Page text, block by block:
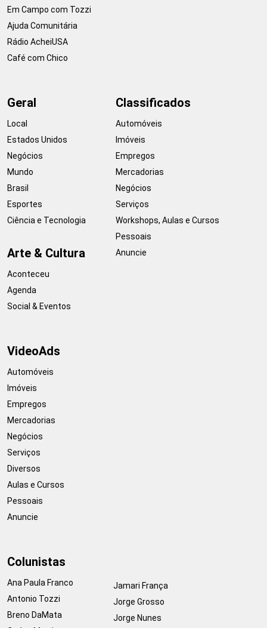
Em Campo com Tozzi
Ajuda Comunitária
Rádio AcheiUSA
Café com Chico
Geral
Local
Estados Unidos
Negócios
Mundo
Brasil
Esportes
Ciência e Tecnologia
Arte & Cultura
Aconteceu
Agenda
Social & Eventos
Classificados
Automóveis
Imóveis
Empregos
Mercadorias
Negócios
Serviços
Workshops, Aulas e Cursos
Pessoais
Anuncie
VideoAds
Automóveis
Imóveis
Empregos
Mercadorias
Negócios
Serviços
Diversos
Aulas e Cursos
Pessoais
Anuncie
Colunistas
Ana Paula Franco
Antonio Tozzi
Breno DaMata
Jamari França
Jorge Grosso
Jorge Nunes